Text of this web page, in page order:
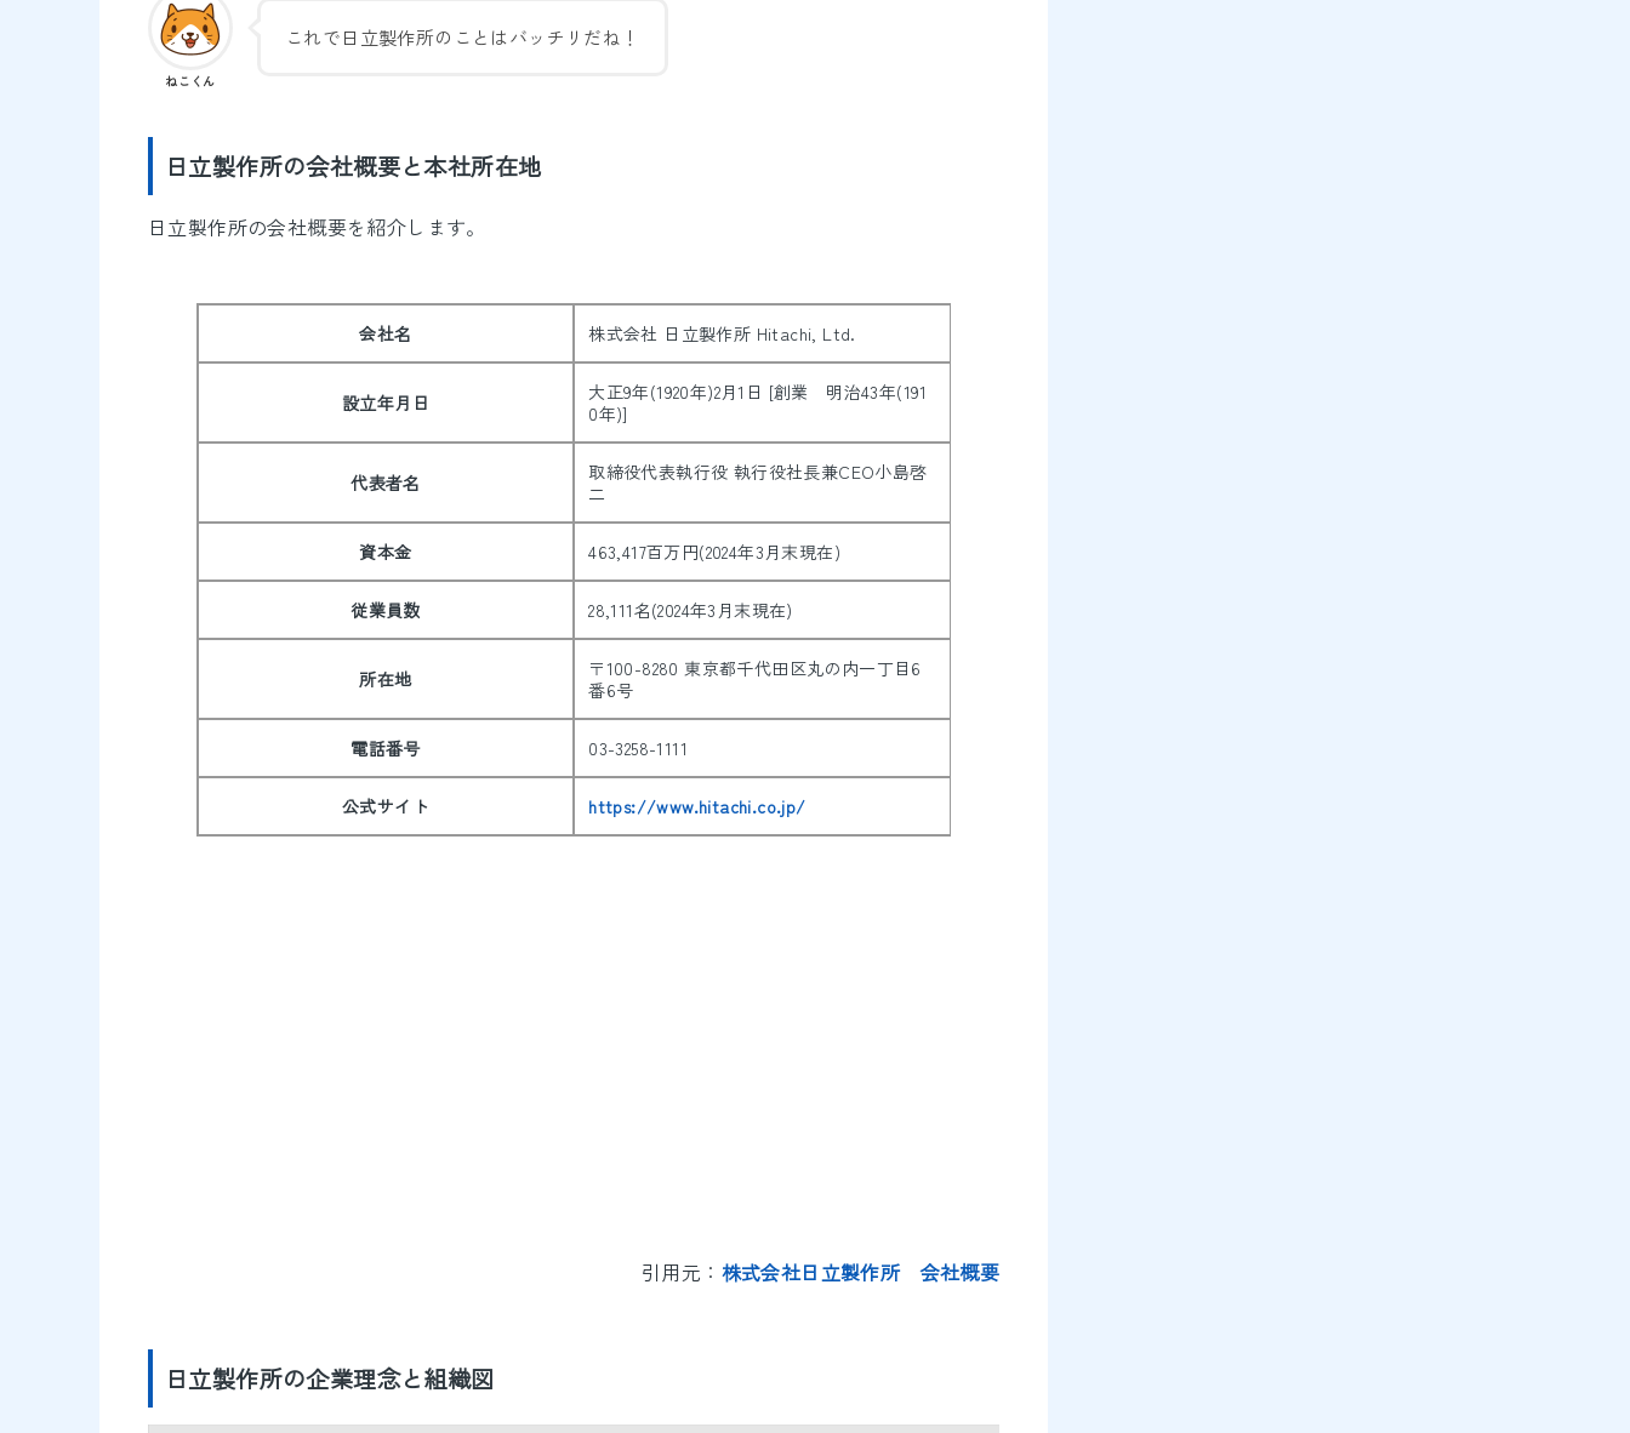
ねこくん
これで日立製作所のことはバッチリだね！
日立製作所の会社概要と本社所在地
日立製作所の会社概要を紹介します。
会社名 株式会社 日立製作所 Hitachi, Ltd.
設立年月日
大正9年(1920年)2月1日 [創業 明治43年(191
0年)]
代表者名
取締役代表執行役 執行役社長兼CEO小島啓
二
資本金 463,417百万円(2024年3月末現在)
従業員数 28,111名(2024年3月末現在)
所在地
〒100-8280 東京都千代田区丸の内一丁目6
番6号
電話番号 03-3258-1111
公式サイト https://www.hitachi.co.jp/
引用元： 株式会社日立製作所 会社概要
日立製作所の企業理念と組織図